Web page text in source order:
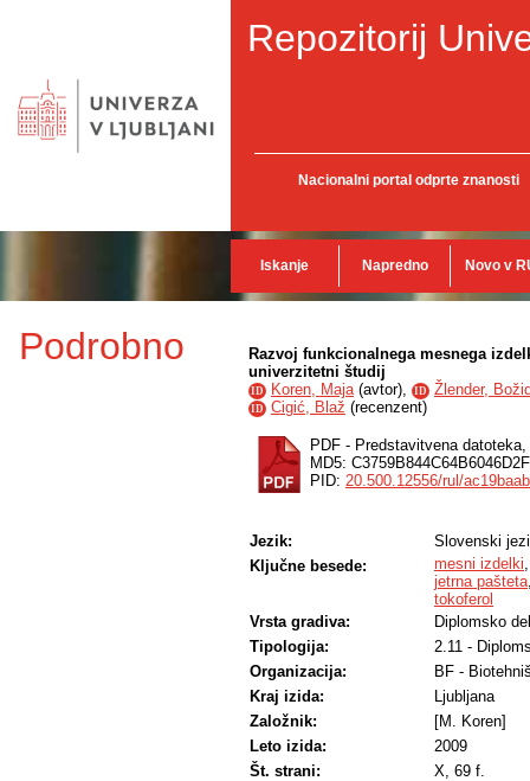
Repozitorij
Nacionalni portal odprte znanosti
Iskanje Napredno Novo v
Podrobno
Razvoj funkcionalnega mesnega
univerzitetni študij
ID Koren, Maja(avtor), ID Žlender,
ID Cigić, Blaž (recenzent)
PDF - Predstavitvena datoteka,
MD5:
PID: 20.500.12556/rul/
Jezik:
Slovenski
Ključne besede:
mesni izdelki
jetrna pašteta
tokoferol
Vrsta gradiva:
Diplomsko
Tipologija:
2.11 -
Organizacija:
BF -
Kraj izida:
Ljubljana
Založnik:
[M. Koren]
Leto izida:
2009
Št. strani:
X, 69 f.